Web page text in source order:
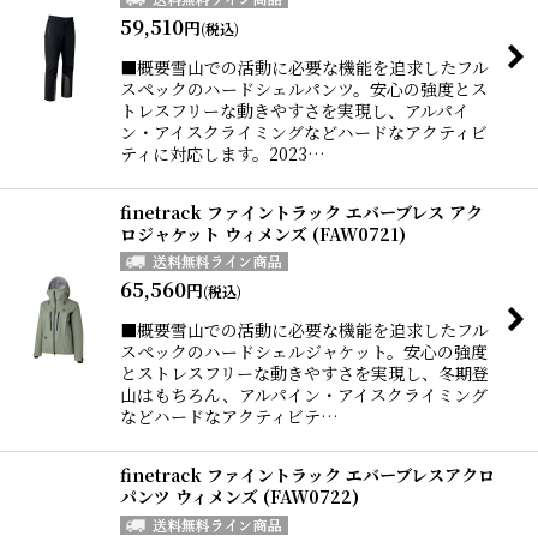
59,510円(税込)
■概要雪山での活動に必要な機能を追求したフル
スペックのハードシェルパンツ。安心の強度とス
トレスフリーな動きやすさを実現し、アルパイ
ン・アイスクライミングなどハードなアクティビ
ティに対応します。2023…
finetrack ファイントラック エバーブレス アク
ロジャケット ウィメンズ (FAW0721)
65,560円(税込)
■概要雪山での活動に必要な機能を追求したフル
スペックのハードシェルジャケット。安心の強度
とストレスフリーな動きやすさを実現し、冬期登
山はもちろん、アルパイン・アイスクライミング
などハードなアクティビテ…
finetrack ファイントラック エバーブレスアクロ
パンツ ウィメンズ (FAW0722)